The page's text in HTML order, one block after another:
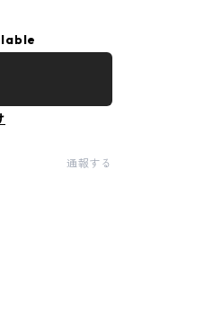
通報する